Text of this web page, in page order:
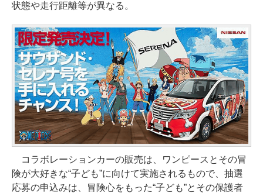
状態や走行距離等が異なる。
コラボレーションカーの販売は、ワンピースとその冒
険が大好きな“子ども”に向けて実施されるもので、抽選
応募の申込みは、冒険心をもった“子ども”とその保護者